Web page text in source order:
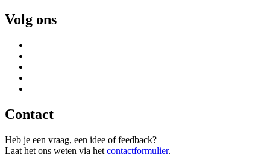
Volg ons
Contact
Heb je een vraag, een idee of feedback?
Laat het ons weten via het contactformulier.